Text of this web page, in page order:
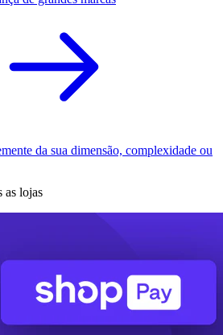
da sua dimensão, complexidade ou
as lojas